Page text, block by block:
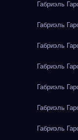
Габриэль
Габриэль
Габриэль
Габриэль
Габриэль
Габриэль
Габриэль